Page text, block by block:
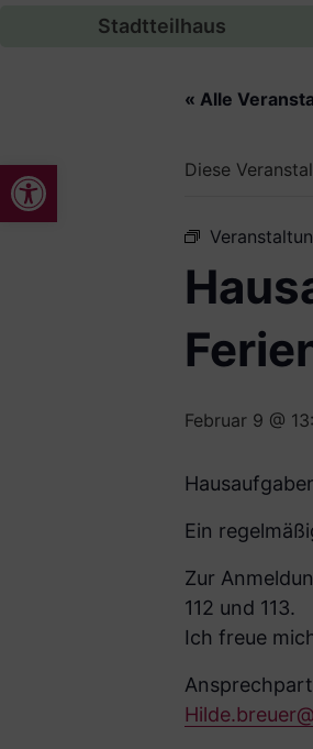
Werkzeugleiste öffnen
Stadtteilhaus
« Alle
Diese
Februar 9 @
Ein
Zur
112 und 113.
Ich freue